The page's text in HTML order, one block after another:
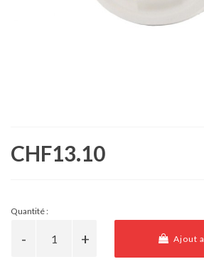
CHF13.10
Quantité :
Ajout